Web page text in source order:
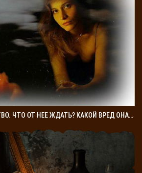
ЧТО ОТ НЕЕ ЖДАТЬ? КАКОЙ ВРЕД ОНА…